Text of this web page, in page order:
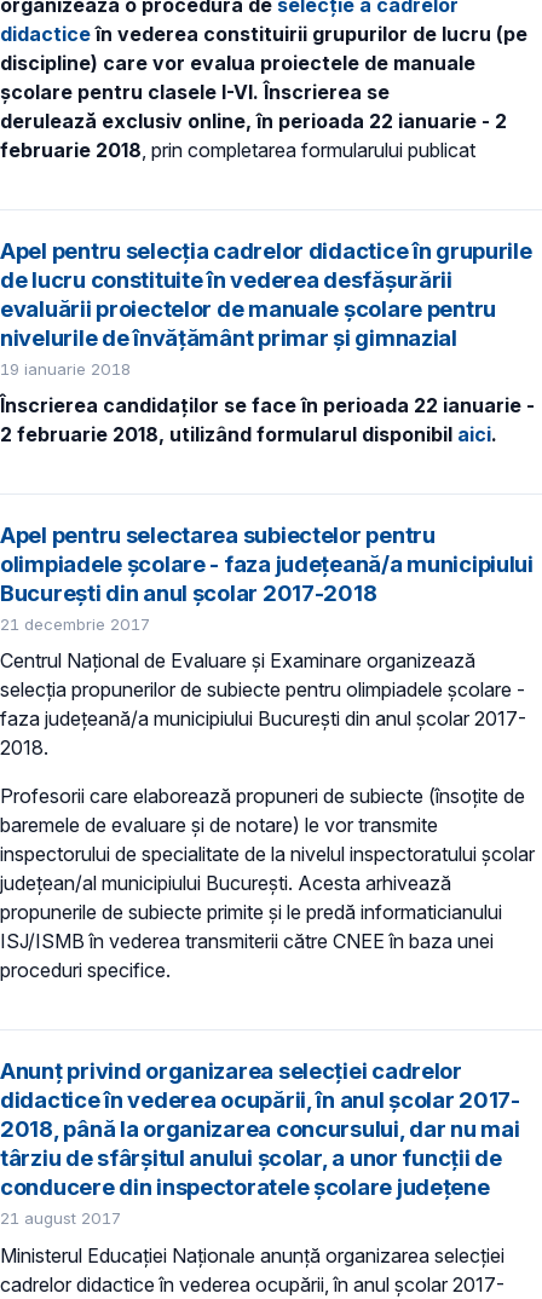
organizează o procedură de selecţie a cadrelor
didacticeîn vederea constituirii grupurilor de lucru (pe
discipline) care vor evalua proiectele de manuale
şcolare pentru clasele I-VI. Înscrierea se
derulează exclusiv online, în perioada 22 ianuarie - 2
februarie 2018, prin completarea formularului publicat
Apel pentru selecția cadrelor didactice în grupurile
de lucru constituite în vederea desfășurării
evaluării proiectelor de manuale școlare pentru
nivelurile de învățământ primar și gimnazial
19 ianuarie 2018
Înscrierea candidaților se face în perioada 22 ianuarie -
2 februarie 2018, utilizând formularul disponibil aici.
Apel pentru selectarea subiectelor pentru
olimpiadele școlare - faza județeană/a municipiului
București din anul şcolar 2017-2018
21 decembrie 2017
Centrul Național de Evaluare și Examinare organizează
selecţia propunerilor de subiecte pentru olimpiadele școlare -
faza județeană/a municipiului București din anul şcolar 2017-
2018.
Profesorii care elaborează propuneri de subiecte (însoțite de
baremele de evaluare și de notare) le vor transmite
inspectorului de specialitate de la nivelul inspectoratului școlar
județean/al municipiului București. Acesta arhivează
propunerile de subiecte primite și le predă informaticianului
ISJ/ISMB în vederea transmiterii către CNEE în baza unei
proceduri specifice.
Anunț privind organizarea selecţiei cadrelor
didactice în vederea ocupării, în anul şcolar 2017-
2018, până la organizarea concursului, dar nu mai
târziu de sfârşitul anului şcolar, a unor funcţii de
conducere din inspectoratele școlare județene
21 august 2017
Ministerul Educaţiei Naționale anunţă organizarea selecţiei
cadrelor didactice în vederea ocupării, în anul şcolar 2017-